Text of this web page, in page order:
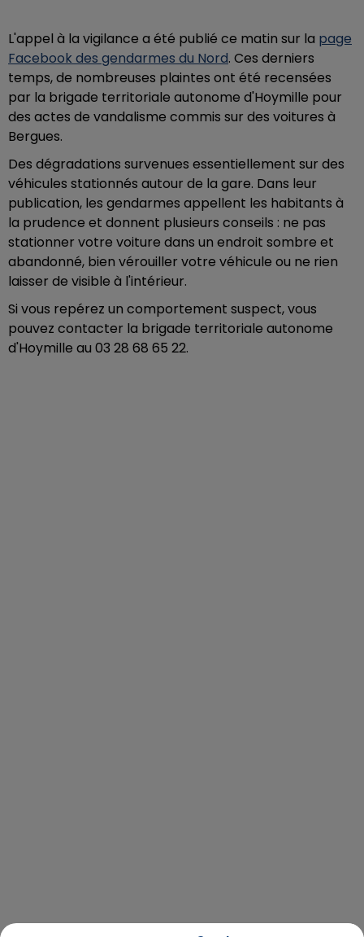
L'appel à la vigilance a été publié ce matin sur la page
Facebook des gendarmes du Nord. Ces derniers
temps, de nombreuses plaintes ont été recensées
par la brigade territoriale autonome d'Hoymille pour
des actes de vandalisme commis sur des voitures à
Bergues.
Des dégradations survenues essentiellement sur des
véhicules stationnés autour de la gare. Dans leur
publication, les gendarmes appellent les habitants à
la prudence et donnent plusieurs conseils : ne pas
stationner votre voiture dans un endroit sombre et
abandonné, bien vérouiller votre véhicule ou ne rien
laisser de visible à l'intérieur.
Si vous repérez un comportement suspect, vous
pouvez contacter la brigade territoriale autonome
d'Hoymille au 03 28 68 65 22.